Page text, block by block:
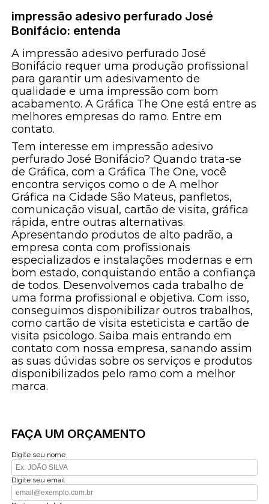
impressão adesivo perfurado José
Bonifácio: entenda
A impressão adesivo perfurado José
Bonifácio requer uma produção profissional
para garantir um adesivamento de
qualidade e uma impressão com bom
acabamento. A Gráfica The One está entre as
melhores empresas do ramo. Entre em
contato.
Tem interesse em impressão adesivo
perfurado José Bonifácio? Quando trata-se
de Gráfica, com a Gráfica The One, você
encontra serviços como o de A melhor
Gráfica na Cidade São Mateus, panfletos,
comunicação visual, cartão de visita, gráfica
rápida, entre outras alternativas.
Apresentando produtos de alto padrão, a
empresa conta com profissionais
especializados e instalações modernas e em
bom estado, conquistando então a confiança
de todos. Desenvolvemos cada trabalho de
uma forma profissional e objetiva. Com isso,
conseguimos disponibilizar outros trabalhos,
como cartão de visita esteticista e cartão de
visita psicologo. Saiba mais entrando em
contato com nossa empresa, sanando assim
as suas dúvidas sobre os serviços e produtos
disponibilizados pelo ramo com a melhor
marca.
FAÇA UM ORÇAMENTO
Digite seu nome
Digite seu email